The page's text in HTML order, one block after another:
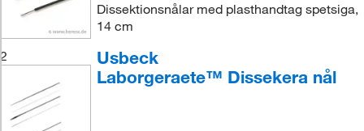
Dissektionsnålar med plasthandtag spetsiga,
14 cm
2
Usbeck
Laborgeraete™ Dissekera nål